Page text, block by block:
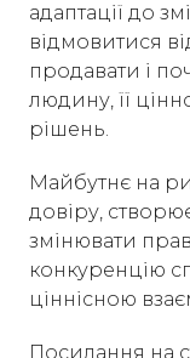
адаптації до
відмовитися
продавати і
людину, її
рішень.
Майбутнє на
довіру,
змінювати
конкуренцію
ціннісною
Посилання на